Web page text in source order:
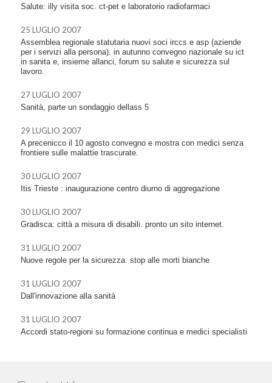
Salute: illy visita soc. ct-pet e laboratorio radiofarmaci
25 LUGLIO 2007
Assemblea regionale statutaria nuovi soci irccs e asp (aziende
per i servizi alla persona). in autunno convegno nazionale su ict
in sanita e, insieme allanci, forum su salute e sicurezza sul
lavoro.
27 LUGLIO 2007
Sanità, parte un sondaggio dellass 5
29 LUGLIO 2007
A precenicco il 10 agosto convegno e mostra con medici senza
frontiere sulle malattie trascurate.
30 LUGLIO 2007
Itis Trieste : inaugurazione centro diurno di aggregazione
30 LUGLIO 2007
Gradisca: città a misura di disabili. pronto un sito internet.
31 LUGLIO 2007
Nuove regole per la sicurezza. stop alle morti bianche
31 LUGLIO 2007
Dall'innovazione alla sanità
31 LUGLIO 2007
Accordi stato-regioni su formazione continua e medici specialisti